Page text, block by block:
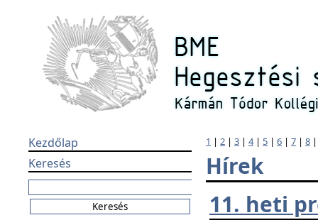
Kezdőlap
Keresés
1 | 2 | 3 | 4| 5 | 6 | 7 | 8
Hírek
11. heti